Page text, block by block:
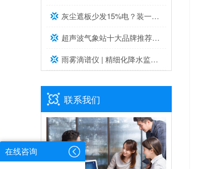
灰尘遮板少发15%电？装一台光伏灰尘检测仪，提升发电效率，清洗成本省20%
超声波气象站十大品牌推荐榜单（2026高精度气象监测TOP10）
雨雾滴谱仪 | 精细化降水监测专业设备推荐
联系我们
在线咨询